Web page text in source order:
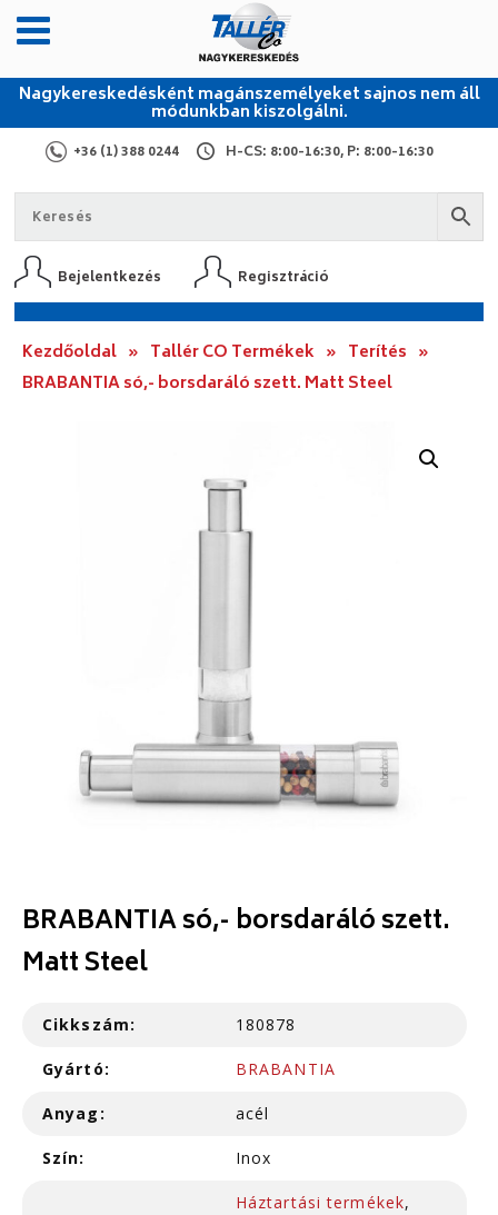
Nagykereskedésként magánszemélyeket sajnos nem áll
módunkban kiszolgálni.
+36 (1) 388 0244 H-CS: 8:00-16:30, P: 8:00-16:30
Bejelentkezés Regisztráció
Kezdőoldal » Tallér CO Termékek » Terítés »
BRABANTIA só,- borsdaráló szett. Matt Steel
BRABANTIA só,- borsdaráló szett.
Matt Steel
Cikkszám: 180878
Gyártó: BRABANTIA
Anyag: acél
Szín: Inox
Háztartási termékek,